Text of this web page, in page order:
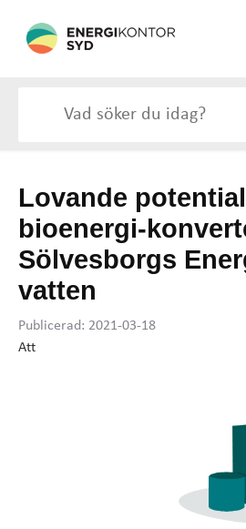
Lovande
bioenergi-
Sölvesborgs
vatten
Publicerad: 2021-03-18
Att